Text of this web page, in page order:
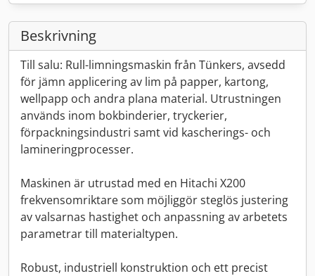
Beskrivning
Till salu: Rull-limningsmaskin från Tünkers, avsedd
för jämn applicering av lim på papper, kartong,
wellpapp och andra plana material. Utrustningen
används inom bokbinderier, tryckerier,
förpackningsindustri samt vid kascherings- och
lamineringprocesser.
Maskinen är utrustad med en Hitachi X200
frekvensomriktare som möjliggör steglös justering
av valsarnas hastighet och anpassning av arbetets
parametrar till materialtypen.
Robust, industriell konstruktion och ett precist